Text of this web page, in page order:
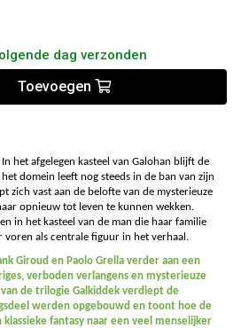
dag verzonden
Toevoegen
In het afgelegen kasteel van Galohan blijft de
domein leeft nog steeds in de ban van zijn
zich vast aan de belofte van de mysterieuze
opnieuw tot leven te kunnen wekken.
in het kasteel van de man die haar familie
voren als centrale figuur in het verhaal.
Giroud en Paolo Grella verder aan een
verboden verlangens en mysterieuze
de trilogie Galkiddek verdiept de
werden opgebouwd en toont hoe de
fantasy naar een veel menselijker